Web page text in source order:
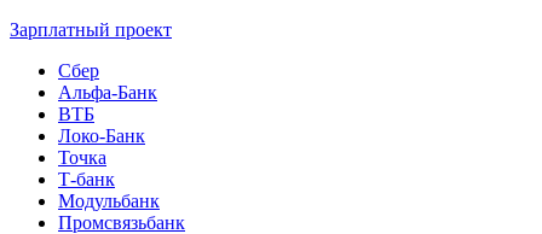
Зарплатный проект
Сбер
Альфа-Банк
ВТБ
Локо-Банк
Точка
Т-банк
Модульбанк
Промсвязьбанк